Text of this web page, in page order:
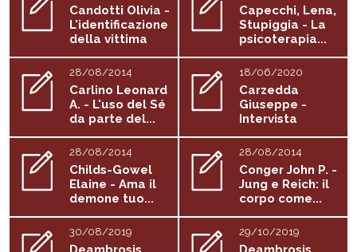
Candotti Olivia -
L'identificazione
della vittima
di...
Capecchi, Lena,
Stupiggia - La
psicoterapia...
28/08/2014
Carlino Leonard
A. - L'uso del Sé
da parte del...
18/06/2020
Carzedda
Giuseppe -
Intervista
28/08/2014
Childs-Gowel
Elaine - Ama il
demone tuo...
28/08/2014
Conger John P. -
Jung e Reich: il
corpo come...
30/08/2019 29/10/2019